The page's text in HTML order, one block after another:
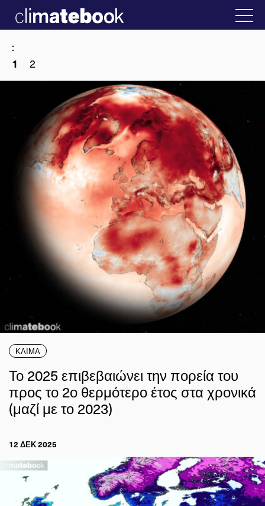
22 ΙΑΝ 2026 2025 Η άβολη αλήθεια για
:
1 2
ΚΛΙΜΑ
Το 2025 επιβεβαιώνει την πορεία του
προς το 2ο θερμότερο έτος στα χρονικά
(μαζί με το 2023)
12 ΔΕΚ 2025